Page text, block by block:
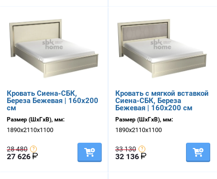
Кровать Сиена-СБК,
Береза Бежевая | 160х200
см
Размер (ШхГхВ), мм:
1890х2110х1100
28 480
27 626
Кровать с мягкой вставкой
Сиена-СБК, Береза
Бежевая | 160х200 см
Размер (ШхГхВ), мм:
1890х2110х1100
33 130
32 136